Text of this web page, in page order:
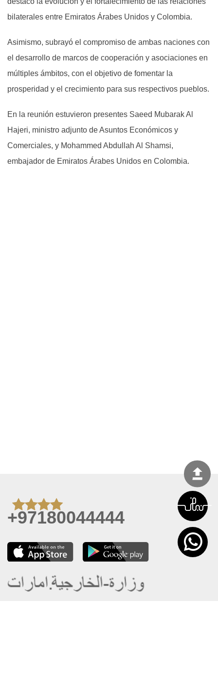
bilaterales entre Emiratos Árabes Unidos y Colombia.
Asimismo, subrayó el compromiso de ambas naciones con
el desarrollo de marcos de cooperación y asociaciones en
múltiples ámbitos, con el objetivo de fomentar la
prosperidad y el crecimiento para sus respectivos pueblos.
En la reunión estuvieron presentes Saeed Mubarak Al
Hajeri, ministro adjunto de Asuntos Económicos y
Comerciales, y Mohammed Abdullah Al Shamsi,
embajador de Emiratos Árabes Unidos en Colombia.
+97180044444